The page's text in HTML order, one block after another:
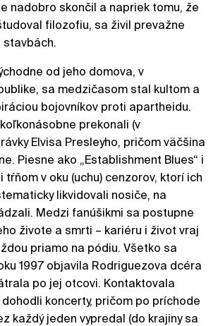
nadobro skončil a napriek tomu, že
filozofiu, sa živil prevažne
stavbách.
od jeho domova, v
sa medzičasom stal kultom a
bojovníkov proti apartheidu.
prekonali (v
Elvisa Presleyho, pričom väčšina
Piesne ako „Establishment Blues“ i
tŕňom v oku (uchu) cenzorov, ktorí ich
likvidovali nosiče, na
Medzi fanúšikmi sa postupne
živote a smrti – kariéru i život vraj
priamo na pódiu. Všetko sa
1997 objavila Rodriguezova dcéra
po jej otcovi. Kontaktovala
koncerty, pričom po príchode
každý jeden vypredal (do krajiny sa